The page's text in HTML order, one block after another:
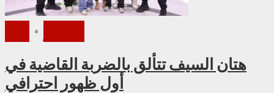
•
هتان السيف تتألق بالضربة القاضية في
أول ظهور احترافي